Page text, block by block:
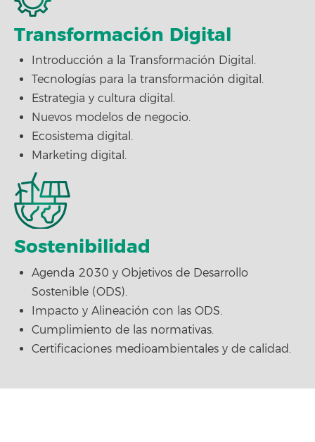
Transformación Digital
Introducción a la Transformación Digital.
Tecnologías para la transformación digital.
Estrategia y cultura digital.
Nuevos modelos de negocio.
Ecosistema digital.
Marketing digital.
Sostenibilidad
Agenda 2030 y Objetivos de Desarrollo
Sostenible (ODS).
Impacto y Alineación con las ODS.
Cumplimiento de las normativas.
Certificaciones medioambientales y de calidad.